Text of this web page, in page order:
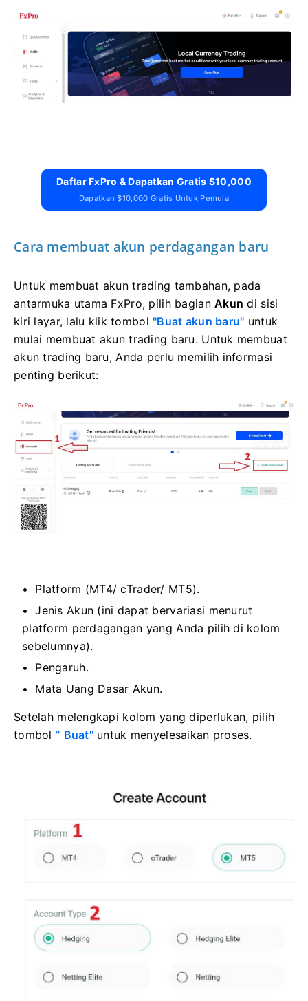
Daftar FxPro & Dapatkan Gratis $10,000
Dapatkan $10,000 Gratis Untuk Pemula
Cara membuat akun perdagangan baru
Untuk membuat akun trading tambahan, pada
antarmuka utama FxPro, pilih bagianAkun di sisi
kiri layar, lalu klik tombol "Buat akun baru" untuk
mulai membuat akun trading baru. Untuk membuat
akun trading baru, Anda perlu memilih informasi
penting berikut:
Platform (MT4/ cTrader/ MT5).
Jenis Akun (ini dapat bervariasi menurut
platform perdagangan yang Anda pilih di kolom
sebelumnya).
Pengaruh.
Mata Uang Dasar Akun.
Setelah melengkapi kolom yang diperlukan, pilih
tombol " Buat"untuk menyelesaikan proses.